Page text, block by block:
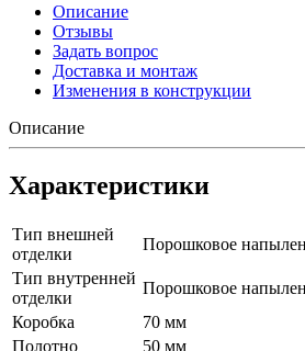
Описание
Отзывы
Задать вопрос
Доставка и монтаж
Изменения в конструкции
Описание
Характеристики
Тип внешней
отделки
Порошковое
Тип внутренней
отделки
Порошковое
Коробка
70 мм
Полотно
50 мм